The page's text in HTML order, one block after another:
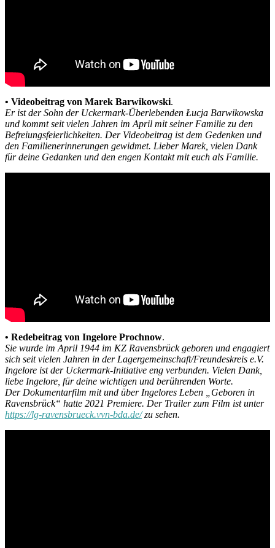
• Videobeitrag von Marek Barwikowski.
Er ist der Sohn der Uckermark-Überlebenden Łucja Barwikowska
und kommt seit vielen Jahren im April mit seiner Familie zu den
Befreiungsfeierlichkeiten. Der Videobeitrag ist dem Gedenken und
den Familienerinnerungen gewidmet. Lieber Marek, vielen Dank
für deine Gedanken und den engen Kontakt mit euch als Familie.
• Redebeitrag von Ingelore Prochnow.
Sie wurde im April 1944 im KZ Ravensbrück geboren und engagiert
sich seit vielen Jahren in der Lagergemeinschaft/Freundeskreis e.V.
Ingelore ist der Uckermark-Initiative eng verbunden. Vielen Dank,
liebe Ingelore, für deine wichtigen und berührenden Worte.
Der Dokumentarfilm mit und über Ingelores Leben „Geboren in
Ravensbrück“ hatte 2021 Premiere. Der Trailer zum Film ist unter
https://lg-ravensbrueck.vvn-bda.de/zu sehen.